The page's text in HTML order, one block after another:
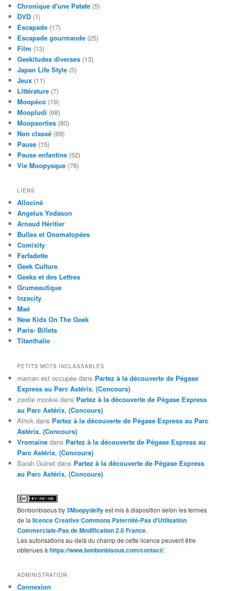
Chronique d'une Patate (5)
DVD (1)
Escapade (17)
Escapade gourmande (25)
Film (13)
Geekitudes diverses (13)
Japan Life Style (5)
Jeux (11)
Littérature (7)
Moopéco (19)
Moopludi (68)
Moopsorties (80)
Non classé (69)
Pause (15)
Pause enfantine (52)
Vie Moopysque (78)
LIENS
Allociné
Angelus Yodason
Arnaud Héritier
Bulles et Onomatopées
Comixity
Farfadette
Geek Culture
Geeks et des Lettres
Grumeautique
Inzecity
Maé
New Kids On The Geek
Paris- Billets
Titanthalie
PETITS MOTS INCLASSABLES
maman est occupée dans Partez à la découverte de Pégase
Express au Parc Astérix. (Concours)
zootie mookie dans Partez à la découverte de Pégase Express
au Parc Astérix. (Concours)
Alrick dans Partez à la découverte de Pégase Express au Parc
Astérix. (Concours)
Vromaine dans Partez à la découverte de Pégase Express au
Parc Astérix. (Concours)
Sarah Guinet dans Partez à la découverte de Pégase Express
au Parc Astérix. (Concours)
Bonbonbisousby3Moopydelfyest mis à disposition selon les termes
de lalicence Creative Commons Paternité-Pas d'Utilisation
Commerciale-Pas de Modification 2.0 France.
Les autorisations au-delà du champ de cette licence peuvent être
obtenues àhttps://www.bonbonbisous.com/contact/.
ADMINISTRATION
Connexion